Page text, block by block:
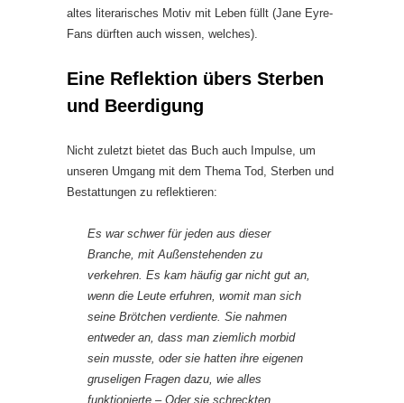
altes literarisches Motiv mit Leben füllt (Jane Eyre-
Fans dürften auch wissen, welches).
Eine Reflektion übers Sterben
und Beerdigung
Nicht zuletzt bietet das Buch auch Impulse, um
unseren Umgang mit dem Thema Tod, Sterben und
Bestattungen zu reflektieren:
Es war schwer für jeden aus dieser
Branche, mit Außenstehenden zu
verkehren. Es kam häufig gar nicht gut an,
wenn die Leute erfuhren, womit man sich
seine Brötchen verdiente. Sie nahmen
entweder an, dass man ziemlich morbid
sein musste, oder sie hatten ihre eigenen
gruseligen Fragen dazu, wie alles
funktionierte – Oder sie schreckten